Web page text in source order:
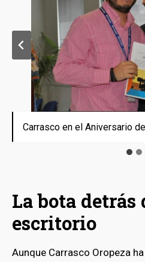
Carrasco en el Aniversario
Carrasco en el Aniversario
La bota detrás
escritorio
Aunque Carrasco Oropeza